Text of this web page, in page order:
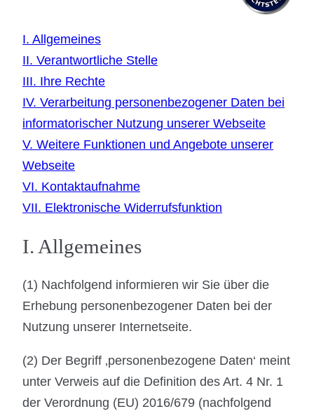
I. Allgemeines
II. Verantwortliche Stelle
III. Ihre Rechte
IV. Verarbeitung personenbezogener Daten bei
informatorischer Nutzung unserer Webseite
V. Weitere Funktionen und Angebote unserer
Webseite
VI. Kontaktaufnahme
VII. Elektronische Widerrufsfunktion
I. Allgemeines
(1) Nachfolgend informieren wir Sie über die
Erhebung personenbezogener Daten bei der
Nutzung unserer Internetseite.
(2) Der Begriff ‚personenbezogene Daten‘ meint
unter Verweis auf die Definition des Art. 4 Nr. 1
der Verordnung (EU) 2016/679 (nachfolgend